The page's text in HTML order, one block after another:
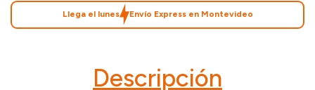
Llega el lunes Envío Express en Montevideo
Descripción